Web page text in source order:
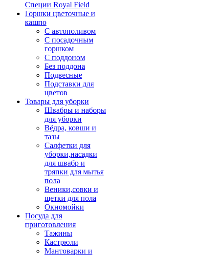
Специи Royal Field
Горшки цветочные и
кашпо
С автополивом
С посадочным
горшком
С поддоном
Без поддона
Подвесные
Подставки для
цветов
Товары для уборки
Швабры и наборы
для уборки
Вёдра, ковши и
тазы
Салфетки для
уборки,насадки
для швабр и
тряпки для мытья
пола
Веники,совки и
щетки для пола
Окномойки
Посуда для
приготовления
Тажины
Кастрюли
Мантоварки и